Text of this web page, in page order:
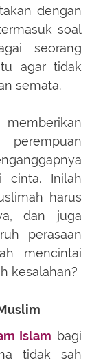
dengan
soal
seorang
agar tidak
semata.
cinta. Inilah
harus
dan juga
perasaan
mencintai
kesalahan?
Islam bagi
tidak sah